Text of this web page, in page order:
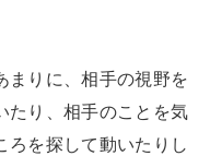
まりに、相手の視野を
たり、相手のことを気
ろを探して動いたりし